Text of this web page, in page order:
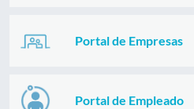
Portal de Empresas
Portal de Empleado